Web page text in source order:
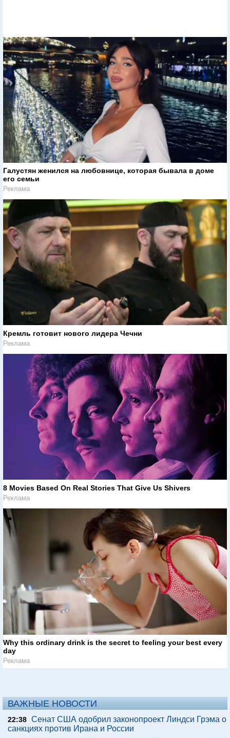
Галустян женился на любовнице, которая бывала в доме
его семьи
Реклама
Кремль готовит нового лидера Чечни
Реклама
8 Movies Based On Real Stories That Give Us Shivers
Реклама
Why this ordinary drink is the secret to feeling your best every
day
Реклама
ВАЖНЫЕ НОВОСТИ
22:38 Сенат США одобрил законопроект Линдси Грэма о
санкциях против Ирана и России